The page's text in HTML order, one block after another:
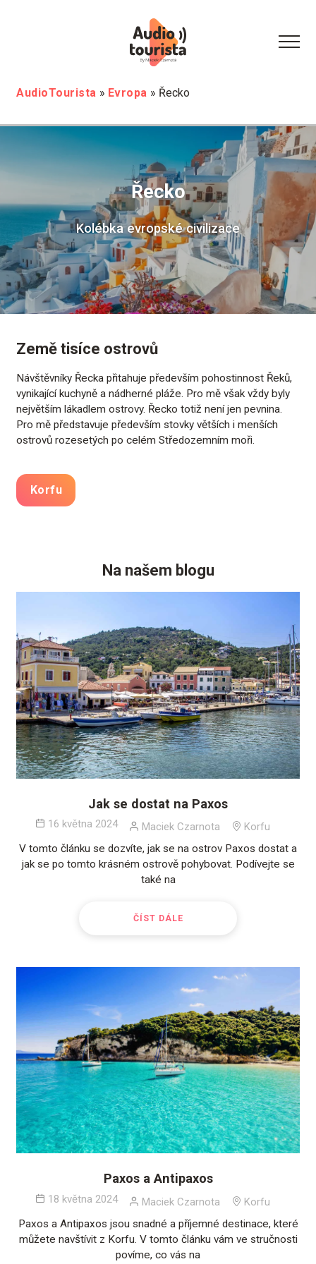
AudioTourista » Evropa » Řecko
Řecko
Kolébka evropské civilizace
Země tisíce ostrovů
Návštěvníky Řecka přitahuje především pohostinnost Řeků,
vynikající kuchyně a nádherné pláže. Pro mě však vždy byly
největším lákadlem ostrovy. Řecko totiž není jen pevnina.
Pro mě představuje především stovky větších i menších
ostrovů rozesetých po celém Středozemním moři.
Korfu
Na našem blogu
Jak se dostat na Paxos
16 května 2024 Maciek Czarnota
Korfu
V tomto článku se dozvíte, jak se na ostrov Paxos dostat a
jak se po tomto krásném ostrově pohybovat. Podívejte se
také na
ČÍST DÁLE
Paxos a Antipaxos
18 května 2024 Maciek Czarnota
Korfu
Paxos a Antipaxos jsou snadné a příjemné destinace, které
můžete navštívit z Korfu. V tomto článku vám ve stručnosti
povíme, co vás na